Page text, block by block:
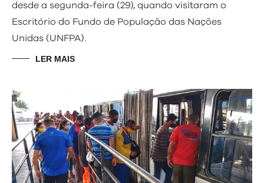
desde a segunda-feira (29), quando visitaram o
Escritório do Fundo de População das Nações
Unidas (UNFPA).
LER MAIS